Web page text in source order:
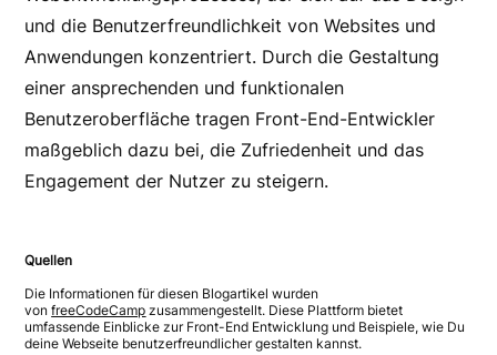
und die Benutzerfreundlichkeit von Websites und
Anwendungen konzentriert. Durch die Gestaltung
einer ansprechenden und funktionalen
Benutzeroberfläche tragen Front-End-Entwickler
maßgeblich dazu bei, die Zufriedenheit und das
Engagement der Nutzer zu steigern.
Quellen
Die Informationen für diesen Blogartikel wurden
vonfreeCodeCamp zusammengestellt. Diese Plattform bietet
umfassende Einblicke zur Front-End Entwicklung und Beispiele, wie Du
deine Webseite benutzerfreundlicher gestalten kannst.